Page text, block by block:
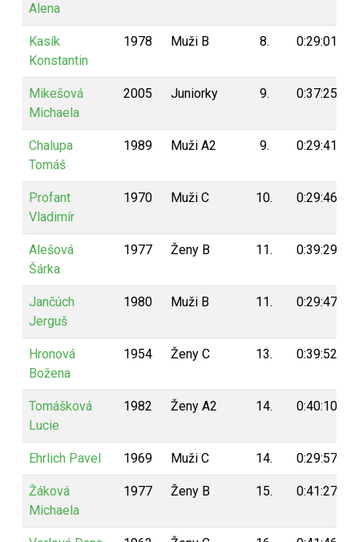
Alena
Kasík
Konstantin
1978 Muži B 8. 0:29:01
Mikešová
Michaela
2005 Juniorky 9. 0:37:25
Chalupa
Tomáš
1989 Muži A2 9. 0:29:41
Profant
Vladimír
1970 Muži C 10. 0:29:46
Alešová
Šárka
1977 Ženy B 11. 0:39:29
Jančúch
Jerguš
1980 Muži B 11. 0:29:47
Hronová
Božena
1954 Ženy C 13. 0:39:52
Tomášková
Lucie
1982 Ženy A2 14. 0:40:10
Ehrlich Pavel 1969 Muži C 14. 0:29:57
Žáková
Michaela
1977 Ženy B 15. 0:41:27